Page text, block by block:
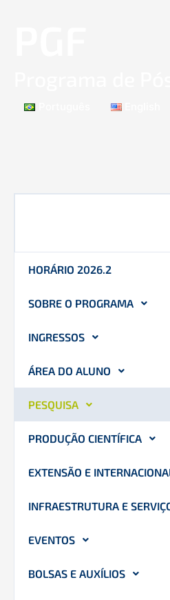
HORÁRIO 2026.2
SOBRE O PROGRAMA
INGRESSOS
ÁREA DO ALUNO
PESQUISA
PRODUÇÃO CIENTÍFICA
EXTENSÃO E
INFRAESTRUTURA E
EVENTOS
BOLSAS E AUXÍLIOS